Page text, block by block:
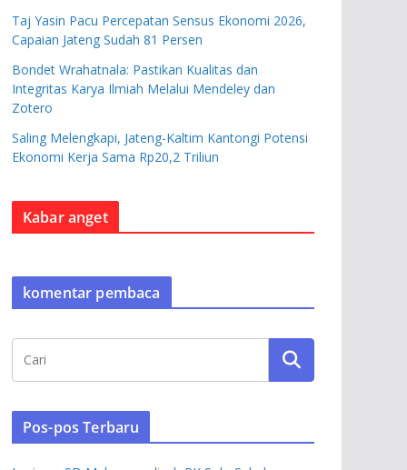
Taj Yasin Pacu Percepatan Sensus Ekonomi 2026,
Capaian Jateng Sudah 81 Persen
Bondet Wrahatnala: Pastikan Kualitas dan
Integritas Karya Ilmiah Melalui Mendeley dan
Zotero
Saling Melengkapi, Jateng-Kaltim Kantongi Potensi
Ekonomi Kerja Sama Rp20,2 Triliun
Kabar anget
komentar pembaca
Pos-pos Terbaru